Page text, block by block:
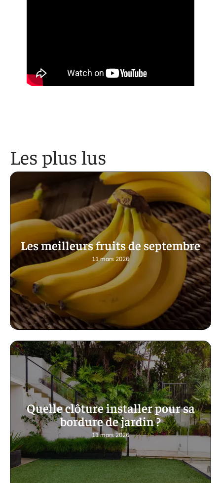
Les plus lus
Les meilleurs fruits de septembre
11 mars 2026
Quelle clôture installer pour sa
bordure de jardin ?
11 mars 2026